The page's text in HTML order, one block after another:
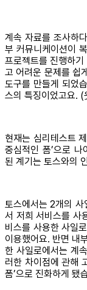
계속 자료를 조사하
부 커뮤니케이션이
프로젝트를 진행하
고 어려운 문제를 쉽
도구를 만들게 되었
스의 특징이었고요. (
현재는 심리테스트
중심적인 폼’으로
된 계기는 토스와의
토스에서는 2개의
서 저희 서비스를 사
비스를 사용한 사일
이용했어요. 반면 내
한 사일로에서는 계
러한 차이점에 관해
폼’으로 진화하게 됐